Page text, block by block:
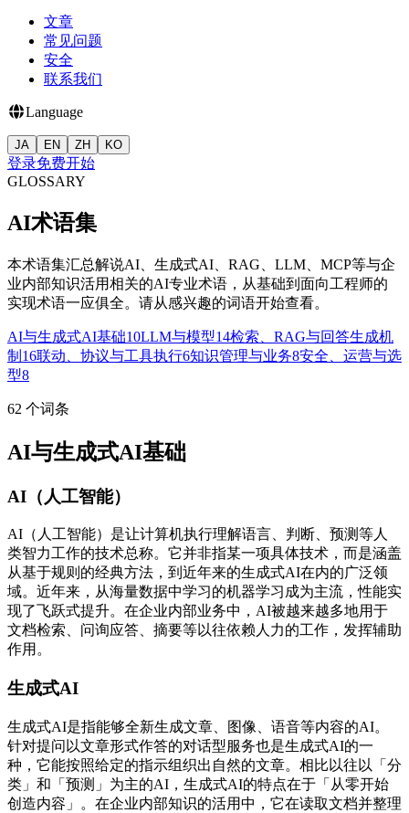
文章
常见问题
安全
联系我们
Language
JA EN ZH KO
登录免费开始
GLOSSARY
AI术语集
本术语集汇总解说AI、生成式AI、RAG、LLM、MCP等与企
业内部知识活用相关的AI专业术语，从基础到面向工程师的
实现术语一应俱全。请从感兴趣的词语开始查看。
AI与生成式AI基础10LLM与模型14检索、RAG与回答生成机
制 16联动、协议与工具执行6知识管理与业务8安全、运营与选
型8
62 个词条
AI与生成式AI基础
AI（人工智能）
AI（人工智能）是让计算机执行理解语言、判断、预测等人
类智力工作的技术总称。它并非指某一项具体技术，而是涵盖
从基于规则的经典方法，到近年来的生成式AI在内的广泛领
域。近年来，从海量数据中学习的机器学习成为主流，性能实
现了飞跃式提升。在企业内部业务中，AI被越来越多地用于
文档检索、问询应答、摘要等以往依赖人力的工作，发挥辅助
作用。
生成式AI
生成式AI是指能够全新生成文章、图像、语音等内容的AI。
针对提问以文章形式作答的对话型服务也是生成式AI的一
种，它能按照给定的指示组织出自然的文章。相比以往以「分
类」和「预测」为主的AI，生成式AI的特点在于「从零开始
创造内容」。在企业内部知识的活用中，它在读取文档并整理